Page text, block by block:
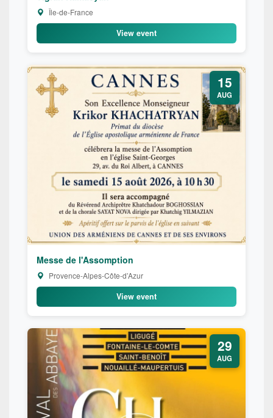
Île-de-France
View event
15
AUG
Messe de l'Assomption
Provence-Alpes-Côte-d’Azur
View event
29
AUG